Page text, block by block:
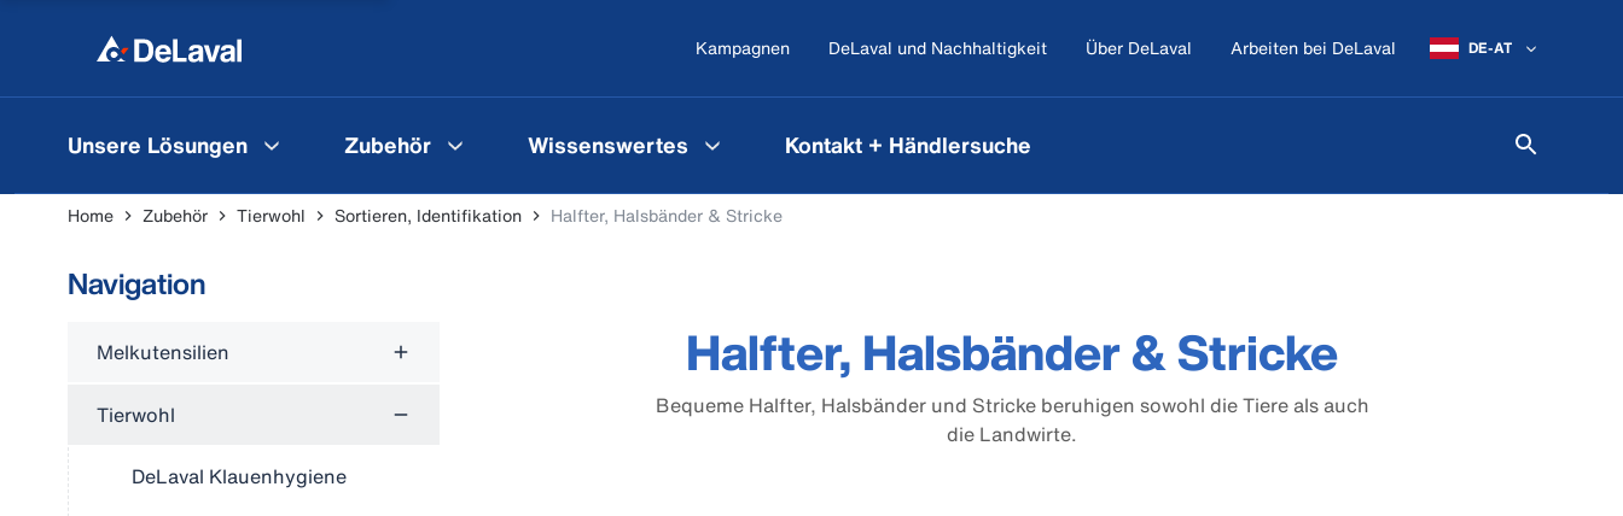
Kampagnen DeLaval und Nachhaltigkeit Über DeLaval Arbeiten bei DeLaval DE-AT
Unsere Lösungen Zubehör Wissenswertes Kontakt + Händlersuche
Home Zubehör Tierwohl Sortieren, Identifikation Halfter, Halsbänder & Stricke
Navigation
Melkutensilien
Tierwohl
DeLaval Klauenhygiene
Halfter, Halsbänder & Stricke
Bequeme Halfter, Halsbänder und Stricke beruhigen sowohl die Tiere als auch
die Landwirte.